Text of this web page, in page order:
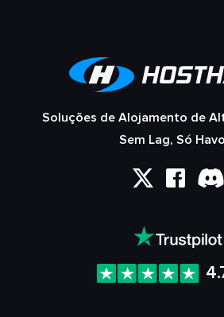
Soluções de Alojamento de
Sem Lag, Só